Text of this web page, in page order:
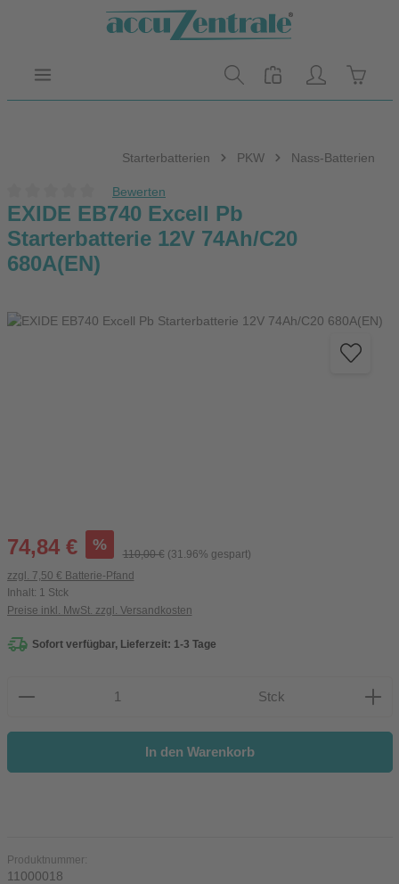
Zum Hauptinhalt springen
Starterbatterien PKW Nass-Batterien
Durchschnittliche Bewertung von 0 von 5 Sternen
Bewerten
EXIDE EB740 Excell Pb
Starterbatterie 12V 74Ah/C20
680A(EN)
Bildergalerie überspringen
Verkaufspreis:
74,84 € % Regulärer Preis:
110,00 € (31.96% gespart)
zzgl. 7,50 € Batterie-Pfand
Inhalt: 1 Stck
Preise inkl. MwSt. zzgl. Versandkosten
Sofort verfügbar, Lieferzeit: 1-3 Tage
Produkt Anzahl: Gib den gewünschten Wert ein oder
Stck
In den Warenkorb
Produktnummer:
11000018